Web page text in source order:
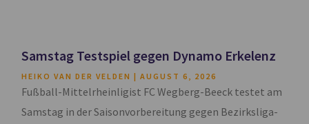
Samstag Testspiel gegen Dynamo Erkelenz
HEIKO VAN DER VELDEN AUGUST 6, 2026
Fußball-Mittelrheinligist FC Wegberg-Beeck testet am
Samstag in der Saisonvorbereitung gegen Bezirksliga-